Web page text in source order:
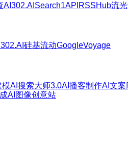
AI 302.AI Search1API RSSHub流
302.AI 硅基流动GoogleVoyage
模AI搜索大师3.0AI播客制作AI文案
AI图像创意站